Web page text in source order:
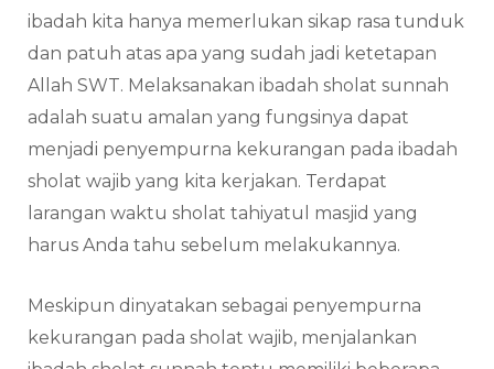
ibadah kita hanya memerlukan sikap rasa tunduk
dan patuh atas apa yang sudah jadi ketetapan
Allah SWT. Melaksanakan ibadah sholat sunnah
adalah suatu amalan yang fungsinya dapat
menjadi penyempurna kekurangan pada ibadah
sholat wajib yang kita kerjakan. Terdapat
larangan waktu sholat tahiyatul masjid yang
harus Anda tahu sebelum melakukannya.
Meskipun dinyatakan sebagai penyempurna
kekurangan pada sholat wajib, menjalankan